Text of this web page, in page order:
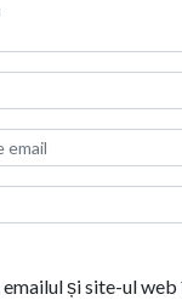
emailul și site-ul